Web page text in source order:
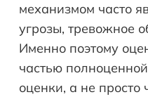
механизмом часто
угрозы, тревожное
Именно поэтому
частью
оценки, а не просто